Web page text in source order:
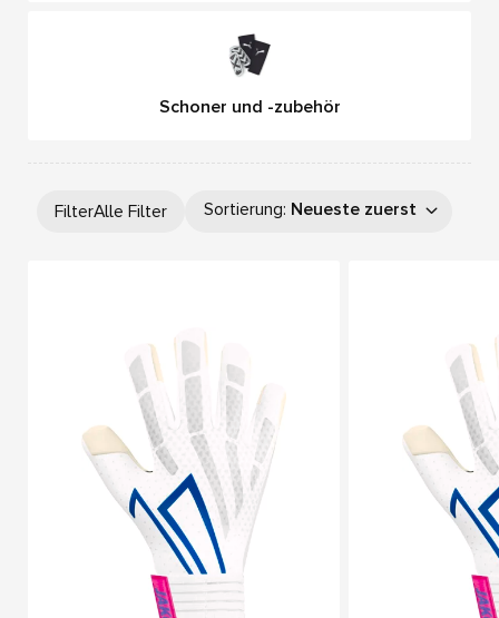
Schoner und -zubehör
FilterAlle Filter Sortierung: Neueste zuerst